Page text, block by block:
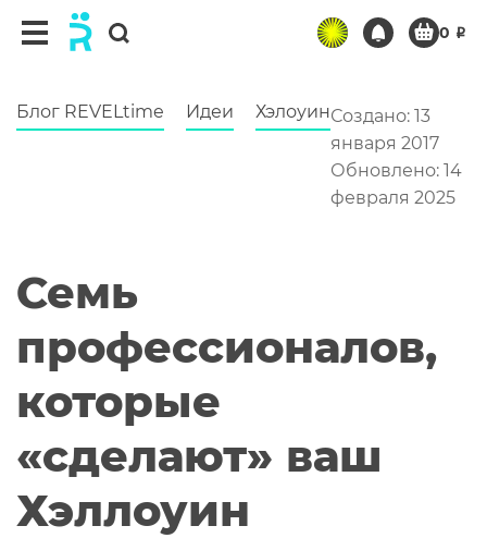
Блог REVELtime Идеи ХэлоуинСоздано: 13
января 2017
Обновлено: 14
февраля 2025
Семь
профессионалов,
которые
«сделают» ваш
Хэллоуин